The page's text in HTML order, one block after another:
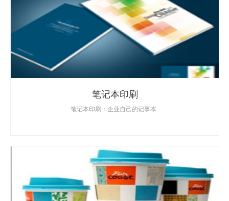
笔记本印刷
笔记本印刷：企业自己的记事本